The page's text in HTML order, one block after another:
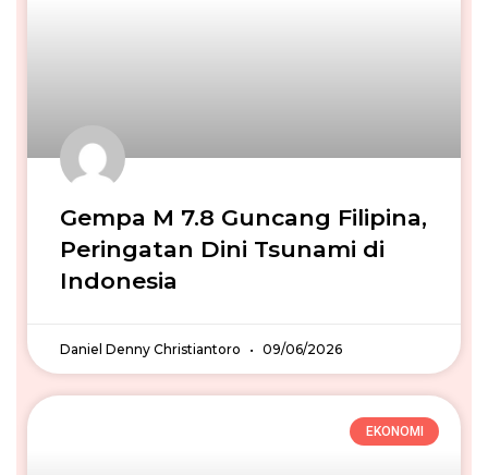
Gempa M 7.8 Guncang Filipina,
Peringatan Dini Tsunami di
Indonesia
Daniel Denny Christiantoro 09/06/2026
EKONOMI